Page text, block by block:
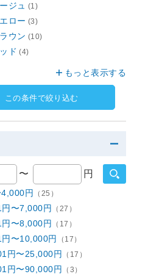
ジュ (1)
ロー (3)
ウン (10)
ド (4)
もっと表示する
この条件で絞り込む
〜 円
円 （25）
〜7,000円 （27）
〜8,000円 （17）
〜10,000円 （17）
円〜25,000円 （17）
円〜90,000円 （3）